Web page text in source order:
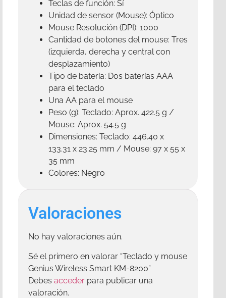
Teclas de función: Sí
Unidad de sensor (Mouse): Óptico
Mouse Resolución (DPI): 1000
Cantidad de botones del mouse: Tres
(izquierda, derecha y central con
desplazamiento)
Tipo de batería: Dos baterías AAA
para el teclado
Una AA para el mouse
Peso (g): Teclado: Aprox. 422.5 g /
Mouse: Aprox. 54.5 g
Dimensiones: Teclado: 446.40 x
133.31 x 23.25 mm / Mouse: 97 x 55 x
35 mm
Colores: Negro
Valoraciones
No hay valoraciones aún.
Sé el primero en valorar “Teclado y mouse
Genius Wireless Smart KM-8200”
Debes acceder para publicar una
valoración.